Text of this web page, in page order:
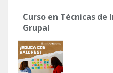
Curso en Técnicas de
Grupal